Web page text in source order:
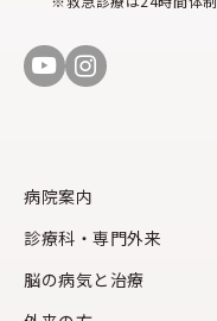
病院案内
診療科・専門外来
脳の病気と治療